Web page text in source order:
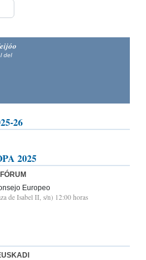
Popular de Castilla y León y candidato
26
2025
Europeo
de Isabel II, s/n) 12:00 horas